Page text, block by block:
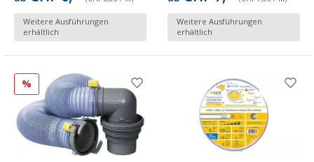
Weitere Ausführungen
erhältlich
Weitere Ausführungen
erhältlich
%